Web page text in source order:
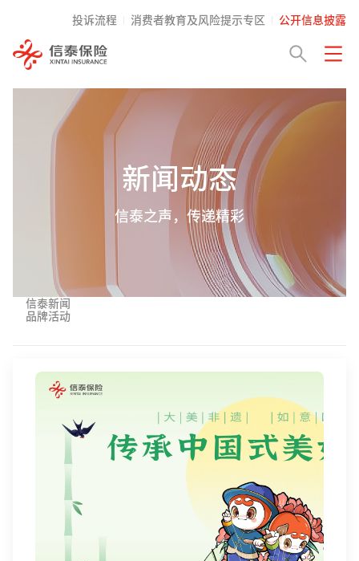
投诉流程 消费者教育及风险提示专区 公开信息披露
新闻动态
信泰之声，传递精彩
信泰新闻
品牌活动